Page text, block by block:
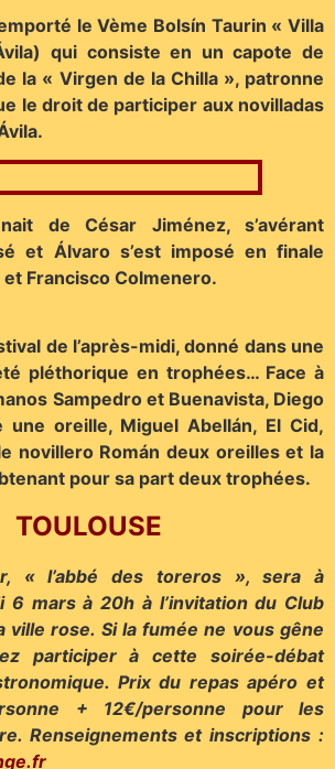
le Vème Bolsín Taurin « Villa
qui consiste en un capote de
la « Virgen de la Chilla », patronne
le droit de participer aux novilladas
de César Jiménez, s’avérant
et Álvaro s’est imposé en finale
Francisco Colmenero.
de l’après-midi, donné dans une
pléthorique en trophées… Face à
Sampedro et Buenavista, Diego
une oreille, Miguel Abellán, El Cid,
novillero Román deux oreilles et la
pour sa part deux trophées.
TOULOUSE
« l’abbé des toreros », sera à
6 mars à 20h à l’invitation du Club
ville rose. Si la fumée ne vous gêne
participer à cette soirée-débat
Prix du repas apéro et
+ 12€/personne pour les
Renseignements et inscriptions :